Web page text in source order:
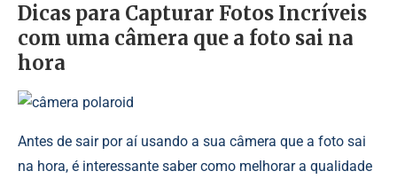
Dicas para Capturar Fotos Incríveis
com uma câmera que a foto sai na
hora
Antes de sair por aí usando a sua câmera que a foto sai
na hora, é interessante saber como melhorar a qualidade